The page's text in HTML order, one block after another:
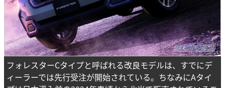
フォレスターCタイプと呼ばれる改良モデルは、すでにデ
ィーラーでは先行受注が開始されている。ちなみにAタイ